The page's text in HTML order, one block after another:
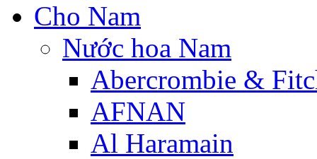
Cho Nam
Nước hoa Nam
Abercrombie &
AFNAN
Al Haramain